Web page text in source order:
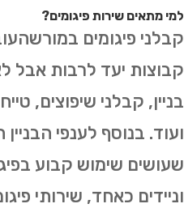
למי מתאים שירות פיגומים?
קבלני פיגומים
קבוצות יעד לרבות אבל
בניין, קבלני שיפוצים,
ועוד. בנוסף לענפי
שעושים שימוש קבוע
וניידים כאחד, שירותי